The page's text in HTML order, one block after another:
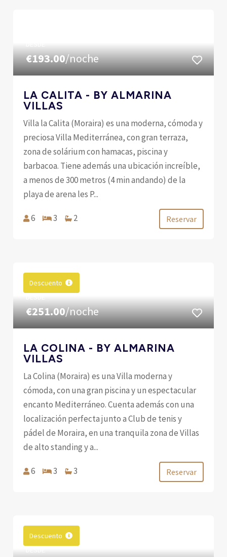
€193.00/noche
LA CALITA - BY ALMARINA
VILLAS
Villa la Calita (Moraira) es una moderna, cómoda y
preciosa Villa Mediterránea, con gran terraza,
zona de solárium con hamacas, piscina y
barbacoa. Tiene además una ubicación increíble,
a menos de 300 metros (4 min andando) de la
playa de arena les P...
6 3 2 Reservar
Descuento
€251.00/noche
LA COLINA - BY ALMARINA
VILLAS
La Colina (Moraira) es una Villa moderna y
cómoda, con una gran piscina y un espectacular
encanto Mediterráneo. Cuenta además con una
localización perfecta junto a Club de tenis y
pádel de Moraira, en una tranquila zona de Villas
de alto standing y a...
6 3 3 Reservar
Descuento